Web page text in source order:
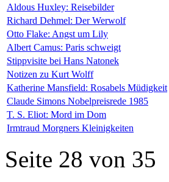
Aldous Huxley: Reisebilder
Richard Dehmel: Der Werwolf
Otto Flake: Angst um Lily
Albert Camus: Paris schweigt
Stippvisite bei Hans Natonek
Notizen zu Kurt Wolff
Katherine Mansfield: Rosabels Müdigkeit
Claude Simons Nobelpreisrede 1985
T. S. Eliot: Mord im Dom
Irmtraud Morgners Kleinigkeiten
Seite 28 von 35